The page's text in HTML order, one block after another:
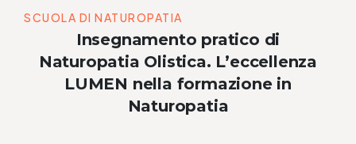
SCUOLA DI NATUROPATIA
Insegnamento pratico di
Naturopatia Olistica. L’eccellenza
LUMEN nella formazione in
Naturopatia